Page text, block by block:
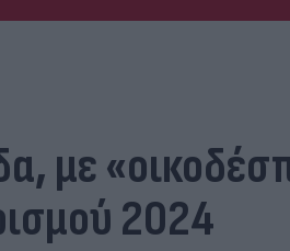
με
2024